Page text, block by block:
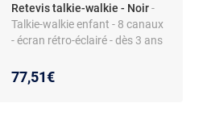
Retevis talkie-walkie - Noir-
Talkie-walkie enfant - 8 canaux
- écran rétro-éclairé - dès 3 ans
77,51€